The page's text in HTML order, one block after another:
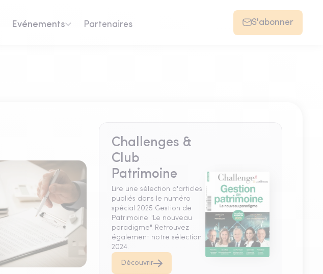
Evénements Partenaires S'abonner
Challenges &
Club
Patrimoine
Lire une sélection d'articles
publiés dans le numéro
spécial 2025 Gestion de
Patrimoine "Le nouveau
paradigme". Retrouvez
également notre sélection
2024.
Découvrir